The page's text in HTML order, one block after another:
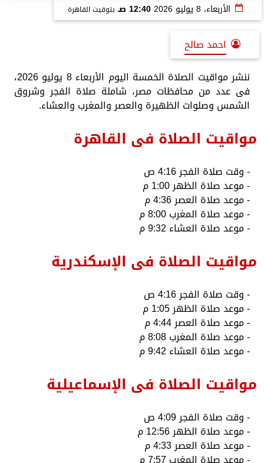
الأربعاء، 8 يوليو 2026 12:40 صـ بتوقيت القاهرة
احمد صالح
ننشر مواقيت الصلاة الخمسة اليوم الأربعاء 8 يوليو 2026،
فى عدد من محافظات مصر، شاملة صلاة الفجر وشروق
الشمس وصلوات الظهيرة والعصر والمغرب والعشاء.
مواقيت الصلاة فى القاهرة
- وقت صلاة الفجر 4:16 ص
- موعد صلاة الظهر 1:00 م
- موعد صلاة العصر 4:36 م
- موعد صلاة المغرب 8:00 م
- موعد صلاة العشاء 9:32 م
مواقيت الصلاة فى الإسكندرية
- وقت صلاة الفجر 4:16 ص
- موعد صلاة الظهر 1:05 م
- موعد صلاة العصر 4:44 م
- موعد صلاة المغرب 8:08 م
- موعد صلاة العشاء 9:42 م
مواقيت الصلاة فى الإسماعيلية
- وقت صلاة الفجر 4:09 ص
- موعد صلاة الظهر 12:56 م
- موعد صلاة العصر 4:33 م